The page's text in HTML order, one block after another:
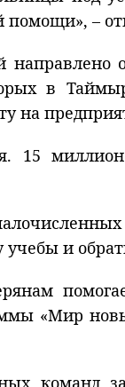
помощи», –
в
на
15
и
«Мир
команд